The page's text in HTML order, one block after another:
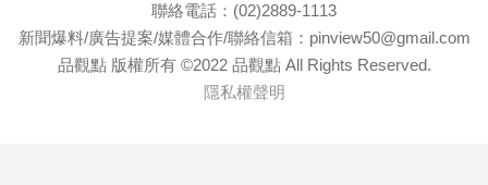
聯絡電話：(02)2889-1113
新聞爆料/廣告提案/媒體合作/聯絡信箱：pinview50@gmail.com
品觀點 版權所有 ©2022 品觀點 All Rights Reserved.
隱私權聲明